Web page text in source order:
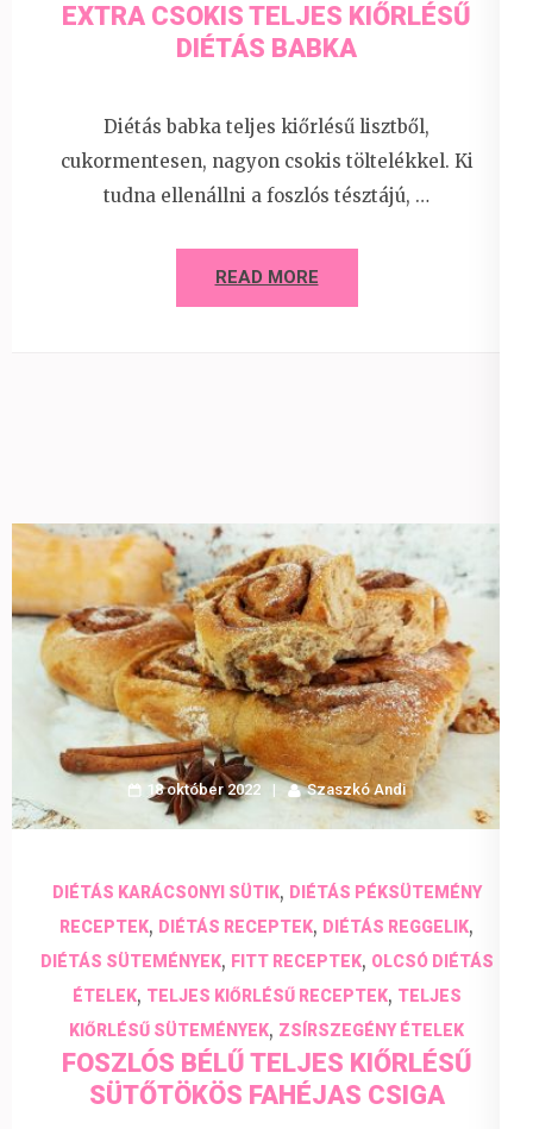
EXTRA CSOKIS TELJES KIŐRLÉSŰ
DIÉTÁS BABKA
Diétás babka teljes kiőrlésű lisztből,
cukormentesen, nagyon csokis töltelékkel. Ki
tudna ellenállni a foszlós tésztájú, …
READ MORE
18 október 2022 Szaszkó Andi
DIÉTÁS KARÁCSONYI SÜTIK, DIÉTÁS PÉKSÜTEMÉNY
RECEPTEK, DIÉTÁS RECEPTEK, DIÉTÁS REGGELIK,
DIÉTÁS SÜTEMÉNYEK, FITT RECEPTEK, OLCSÓ DIÉTÁS
ÉTELEK, TELJES KIŐRLÉSŰ RECEPTEK, TELJES
KIŐRLÉSŰ SÜTEMÉNYEK, ZSÍRSZEGÉNY ÉTELEK
FOSZLÓS BÉLŰ TELJES KIŐRLÉSŰ
SÜTŐTÖKÖS FAHÉJAS CSIGA